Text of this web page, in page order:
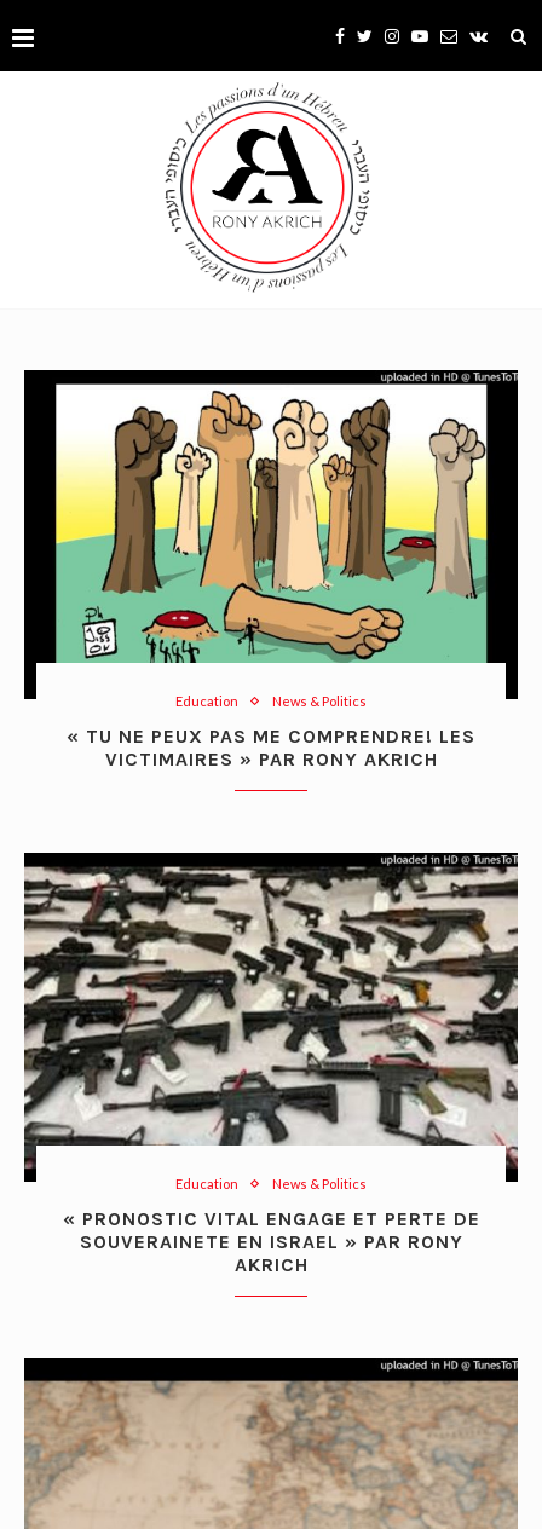
Education News & Politics
« TU NE PEUX PAS ME COMPRENDRE! LES
VICTIMAIRES » PAR RONY AKRICH
Education News & Politics
« PRONOSTIC VITAL ENGAGE ET PERTE DE
SOUVERAINETE EN ISRAEL » PAR RONY
AKRICH